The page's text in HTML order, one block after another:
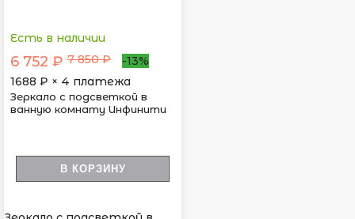
Есть в наличии
6 752 ₽ 7 850 ₽
-13%
1688 ₽ × 4 платежа
Зеркало с подсветкой в
ванную комнату Инфинити
В КОРЗИНУ